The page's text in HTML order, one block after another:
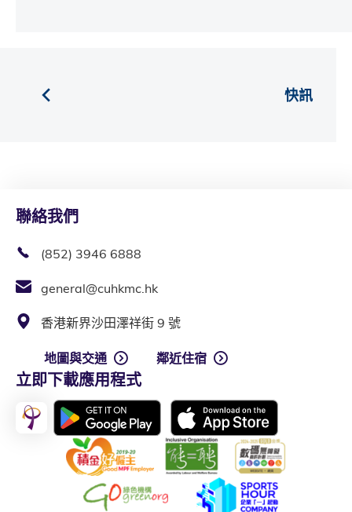
快訊
聯絡我們
(852) 3946 6888
general@cuhkmc.hk
香港新界沙田澤祥街 9 號
地圖與交通 鄰近住宿
立即下載應用程式